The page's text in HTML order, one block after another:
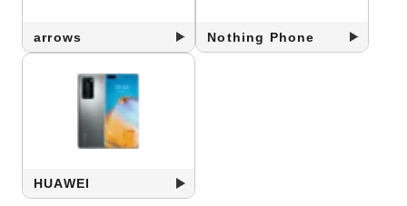
arrows Nothing Phone
HUAWEI